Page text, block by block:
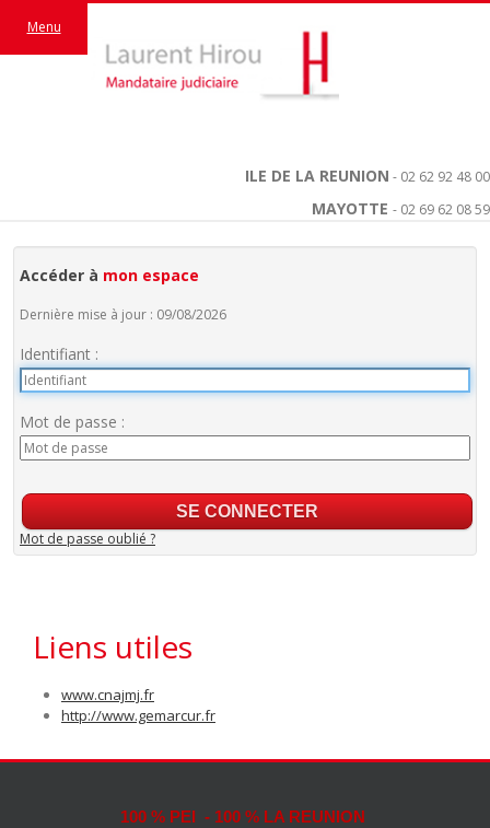
ILE DE LA REUNION - 02 62 92 48 00
MAYOTTE - 02 69 62 08 59
Menu
Accéder à mon espace
Dernière mise à jour : 09/08/2026
Identifiant :
Mot de passe :
Mot de passe oublié ?
Liens utiles
www.cnajmj.fr
http://www.gemarcur.fr
100 % PEI - 100 % LA REUNION